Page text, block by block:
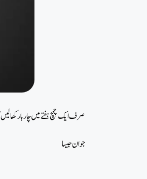
صرف ایک چمچ ہفتے میں چار بار کھا
جوان جیسا